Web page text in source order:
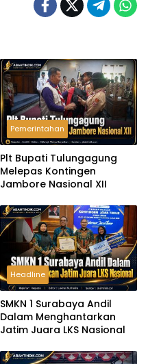
Pemerintahan
Plt Bupati Tulungagung
Melepas Kontingen
Jambore Nasional XII
Headline
SMKN 1 Surabaya Andil
Dalam Menghantarkan
Jatim Juara LKS Nasional